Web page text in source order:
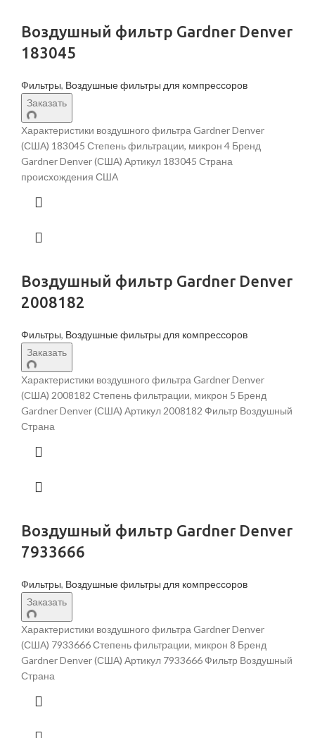
Воздушный фильтр Gardner Denver
183045
Фильтры, Воздушные фильтры для компрессоров
Заказать
Характеристики воздушного фильтра Gardner Denver
(США) 183045 Степень фильтрации, микрон 4 Бренд
Gardner Denver (США) Артикул 183045 Страна
происхождения США
Воздушный фильтр Gardner Denver
2008182
Фильтры, Воздушные фильтры для компрессоров
Заказать
Характеристики воздушного фильтра Gardner Denver
(США) 2008182 Степень фильтрации, микрон 5 Бренд
Gardner Denver (США) Артикул 2008182 Фильтр Воздушный
Страна
Воздушный фильтр Gardner Denver
7933666
Фильтры, Воздушные фильтры для компрессоров
Заказать
Характеристики воздушного фильтра Gardner Denver
(США) 7933666 Степень фильтрации, микрон 8 Бренд
Gardner Denver (США) Артикул 7933666 Фильтр Воздушный
Страна